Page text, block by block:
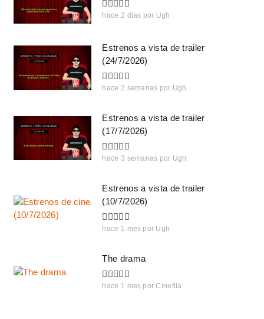
hace 2 días por Ugh
Estrenos a vista de trailer
(24/7/2026)
hace 2 semanas por Ugh
Estrenos a vista de trailer
(17/7/2026)
hace 3 semanas por Ugh
Estrenos a vista de trailer
(10/7/2026)
hace 1 mes por Ugh
The drama
hace 1 mes por Cinefila